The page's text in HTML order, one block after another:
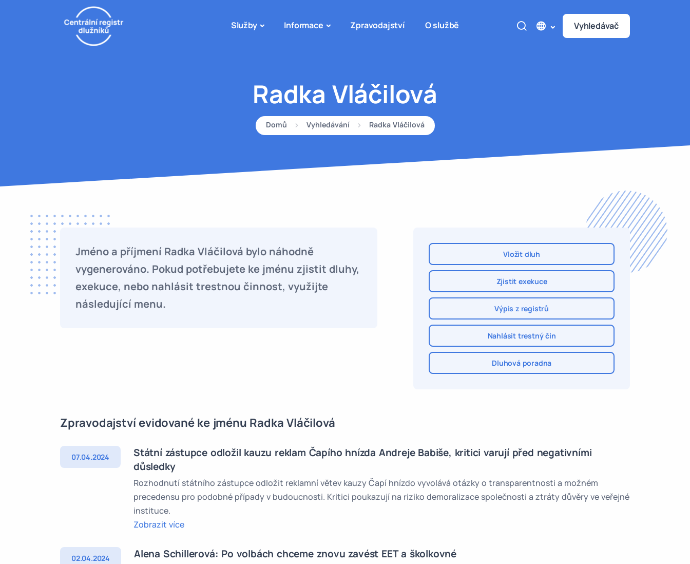
Služby Informace Zpravodajství O službě Vyhledávač
Radka Vláčilová
Domů Vyhledávání Radka Vláčilová
Jméno a příjmení Radka Vláčilová bylo náhodně
vygenerováno. Pokud potřebujete ke jménu zjistit dluhy,
exekuce, nebo nahlásit trestnou činnost, využijte
následující menu.
Vložit dluh
Zjistit exekuce
Výpis z registrů
Nahlásit trestný čin
Dluhová poradna
Zpravodajství evidované ke jménu Radka Vláčilová
07.04.2024
Státní zástupce odložil kauzu reklam Čapího hnízda Andreje Babiše, kritici varují před negativními
důsledky
Rozhodnutí státního zástupce odložit reklamní větev kauzy Čapí hnízdo vyvolává otázky o transparentnosti a možném
precedensu pro podobné případy v budoucnosti. Kritici poukazují na riziko demoralizace společnosti a ztráty důvěry ve veřejné
instituce.
Zobrazit více
02.04.2024 Alena Schillerová: Po volbách chceme znovu zavést EET a školkovné